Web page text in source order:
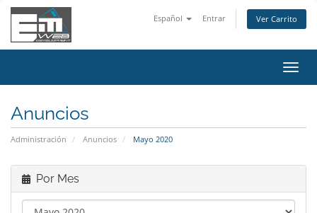
Español Entrar Ver Carrito
Anuncios
Administración Anuncios Mayo 2020
Por Mes